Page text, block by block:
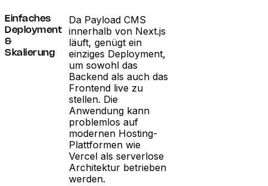
Einfaches
Deployment
&
Skalierung
Da Payload CMS
innerhalb von Next.js
läuft, genügt ein
einziges Deployment,
um sowohl das
Backend als auch das
Frontend live zu
stellen. Die
Anwendung kann
problemlos auf
modernen Hosting-
Plattformen wie
Vercel als serverlose
Architektur betrieben
werden.